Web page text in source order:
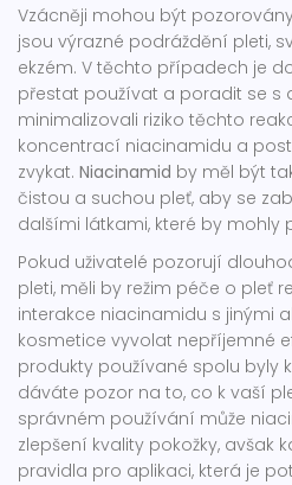
Vzácněji mohou být
jsou výrazné podráždění pleti,
ekzém. V těchto případech je
přestat používat a poradit se s
minimalizovali riziko těchto
koncentrací niacinamidu a
zvykat. Niacinamid by měl být
čistou a suchou pleť, aby se
dalšími látkami, které by mohly
Pokud uživatelé pozorují
pleti, měli by režim péče o pleť
interakce niacinamidu s jinými
kosmetice vyvolat nepříjemné
produkty používané spolu byly
dáváte pozor na to, co k vaší
správném používání může
zlepšení kvality pokožky, avšak
pravidla pro aplikaci, která je